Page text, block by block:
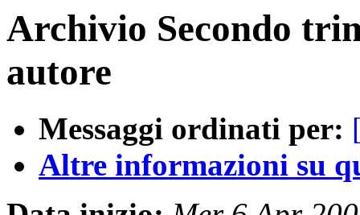
Archivio Secondo
autore
Messaggi ordinati per:
Altre informazioni su